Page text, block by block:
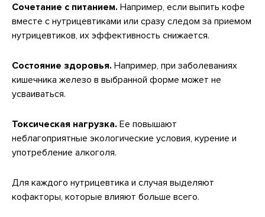
Сочетание с питанием. Например, если выпить кофе
вместе с нутрицевтиками или сразу следом за приемом
нутрицевтиков, их эффективность снижается.
Состояние здоровья. Например, при заболеваниях
кишечника железо в выбранной форме может не
усваиваться.
Токсическая нагрузка. Ее повышают
неблагоприятные экологические условия, курение и
употребление алкоголя.
Для каждого нутрицевтика и случая выделяют
кофакторы, которые влияют больше всего.